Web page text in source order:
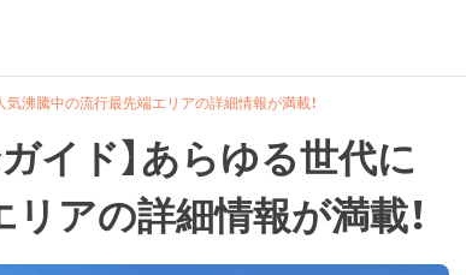
気沸騰中の流行最先端エリアの詳細情報が満載！
イド】あらゆる世代に
アの詳細情報が満載！